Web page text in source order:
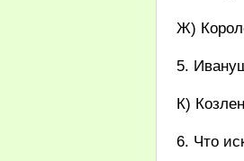
Ж)
5.
К)
6. Что